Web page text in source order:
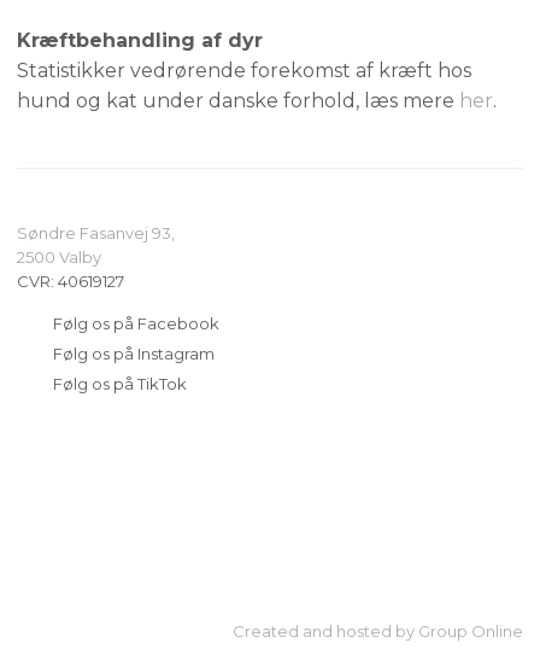
Kræftbehandling af dyr
Statistikker vedrørende forekomst af kræft hos
hund og kat under danske forhold, læs mere her.
Søndre Fasanvej 93,
​2500 Valby
CVR​: 40619127
​Følg os på Facebook
​Følg os på Instagram
​Følg os på TikTok
Created and hosted by Group Online